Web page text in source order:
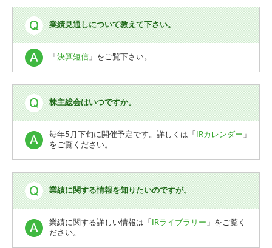
業績見通しについて教えて下さい。
「 決算短信 」をご覧下さい。
株主総会はいつですか。
毎年5月下旬に開催予定です。詳しくは「 IRカレンダー 」
をご覧ください。
業績に関する情報を知りたいのですが。
業績に関する詳しい情報は「 IRライブラリー 」をご覧く
ださい。